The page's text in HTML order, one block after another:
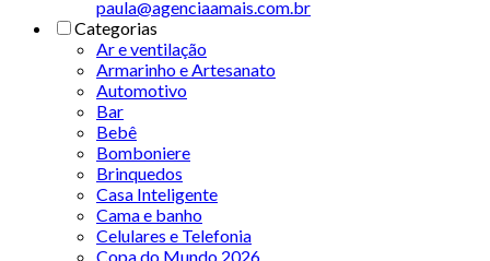
paula@agenciaamais.com.br
Categorias
Ar e ventilação
Armarinho e Artesanato
Automotivo
Bar
Bebê
Bomboniere
Brinquedos
Casa Inteligente
Cama e banho
Celulares e Telefonia
Copa do Mundo 2026